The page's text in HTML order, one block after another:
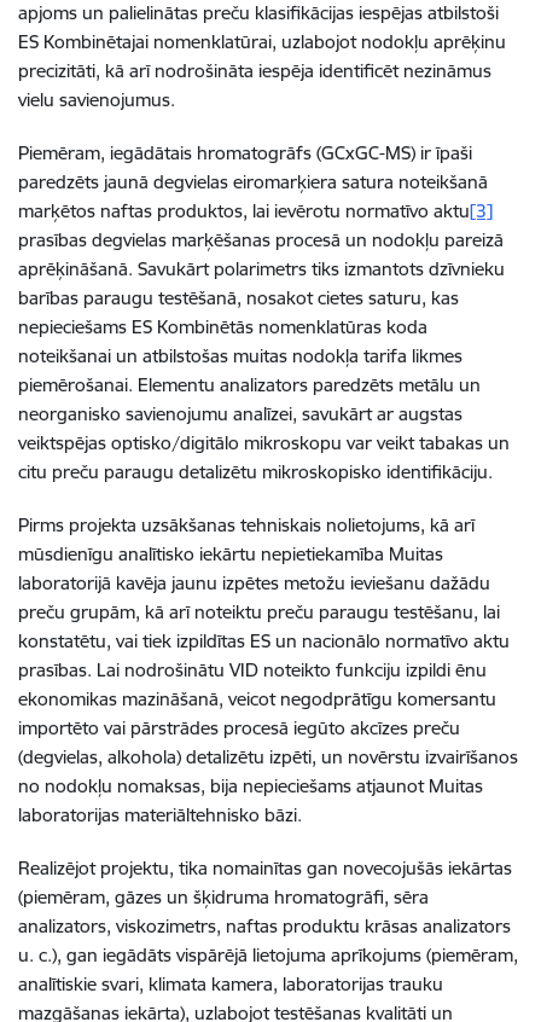
apjoms un palielinātas preču klasifikācijas iespējas atbilstoši
ES Kombinētajai nomenklatūrai, uzlabojot nodokļu aprēķinu
precizitāti, kā arī nodrošināta iespēja identificēt nezināmus
vielu savienojumus.
Piemēram, iegādātais hromatogrāfs (GCxGC-MS) ir īpaši
paredzēts jaunā degvielas eiromarķiera satura noteikšanā
marķētos naftas produktos, lai ievērotu normatīvo aktu[3]
prasības degvielas marķēšanas procesā un nodokļu pareizā
aprēķināšanā. Savukārt polarimetrs tiks izmantots dzīvnieku
barības paraugu testēšanā, nosakot cietes saturu, kas
nepieciešams ES Kombinētās nomenklatūras koda
noteikšanai un atbilstošas muitas nodokļa tarifa likmes
piemērošanai. Elementu analizators paredzēts metālu un
neorganisko savienojumu analīzei, savukārt ar augstas
veiktspējas optisko/digitālo mikroskopu var veikt tabakas un
citu preču paraugu detalizētu mikroskopisko identifikāciju.
Pirms projekta uzsākšanas tehniskais nolietojums, kā arī
mūsdienīgu analītisko iekārtu nepietiekamība Muitas
laboratorijā kavēja jaunu izpētes metožu ieviešanu dažādu
preču grupām, kā arī noteiktu preču paraugu testēšanu, lai
konstatētu, vai tiek izpildītas ES un nacionālo normatīvo aktu
prasības. Lai nodrošinātu VID noteikto funkciju izpildi ēnu
ekonomikas mazināšanā, veicot negodprātīgu komersantu
importēto vai pārstrādes procesā iegūto akcīzes preču
(degvielas, alkohola) detalizētu izpēti, un novērstu izvairīšanos
no nodokļu nomaksas, bija nepieciešams atjaunot Muitas
laboratorijas materiāltehnisko bāzi.
Realizējot projektu, tika nomainītas gan novecojušās iekārtas
(piemēram, gāzes un šķidruma hromatogrāfi, sēra
analizators, viskozimetrs, naftas produktu krāsas analizators
u. c.), gan iegādāts vispārējā lietojuma aprīkojums (piemēram,
analītiskie svari, klimata kamera, laboratorijas trauku
mazgāšanas iekārta), uzlabojot testēšanas kvalitāti un